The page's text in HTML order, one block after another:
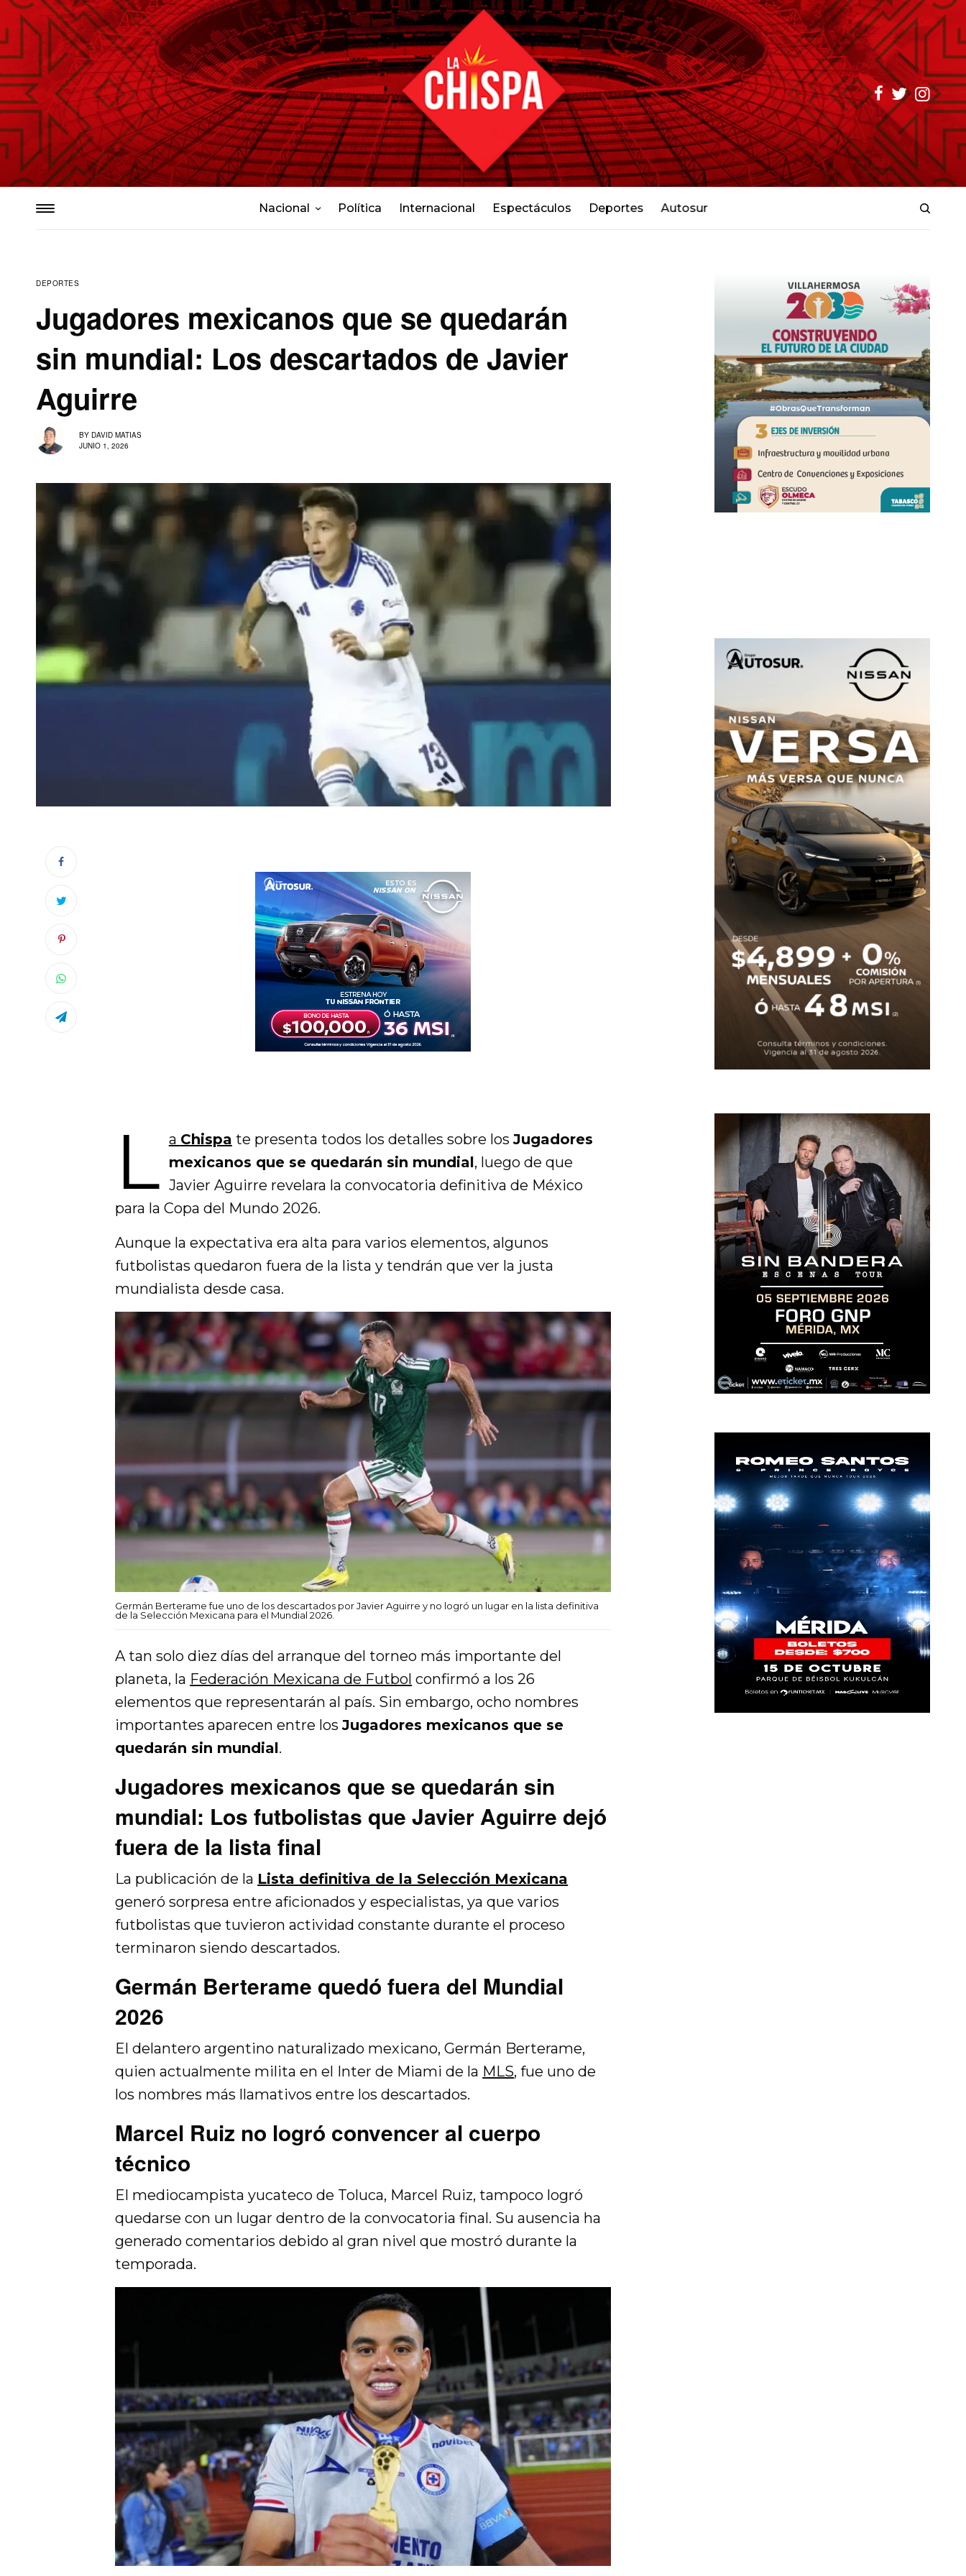
Nacional Política Internacional Espectáculos Deportes Autosur
DEPORTES
Jugadores mexicanos que se quedarán
sin mundial: Los descartados de Javier
Aguirre
BY DAVID MATIAS
JUNIO 1, 2026
L a Chispa te presenta todos los detalles sobre losJugadores
mexicanos que se quedarán sin mundial, luego de que
Javier Aguirre revelara la convocatoria definitiva de México
para la Copa del Mundo 2026.
Aunque la expectativa era alta para varios elementos, algunos
futbolistas quedaron fuera de la lista y tendrán que ver la justa
mundialista desde casa.
Germán Berterame fue uno de los descartados por Javier Aguirre y no logró un lugar en la lista definitiva
de la Selección Mexicana para el Mundial 2026.
A tan solo diez días del arranque del torneo más importante del
planeta, la Federación Mexicana de Futbol confirmó a los 26
elementos que representarán al país. Sin embargo, ocho nombres
importantes aparecen entre losJugadores mexicanos que se
quedarán sin mundial.
Jugadores mexicanos que se quedarán sin
mundial: Los futbolistas que Javier Aguirre dejó
fuera de la lista final
La publicación de la Lista definitiva de la Selección Mexicana
generó sorpresa entre aficionados y especialistas, ya que varios
futbolistas que tuvieron actividad constante durante el proceso
terminaron siendo descartados.
Germán Berterame quedó fuera del Mundial
2026
El delantero argentino naturalizado mexicano, Germán Berterame,
quien actualmente milita en el Inter de Miami de la MLS, fue uno de
los nombres más llamativos entre los descartados.
Marcel Ruiz no logró convencer al cuerpo
técnico
El mediocampista yucateco de Toluca, Marcel Ruiz, tampoco logró
quedarse con un lugar dentro de la convocatoria final. Su ausencia ha
generado comentarios debido al gran nivel que mostró durante la
temporada.